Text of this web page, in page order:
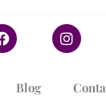
F
a
I
n
a
Blog